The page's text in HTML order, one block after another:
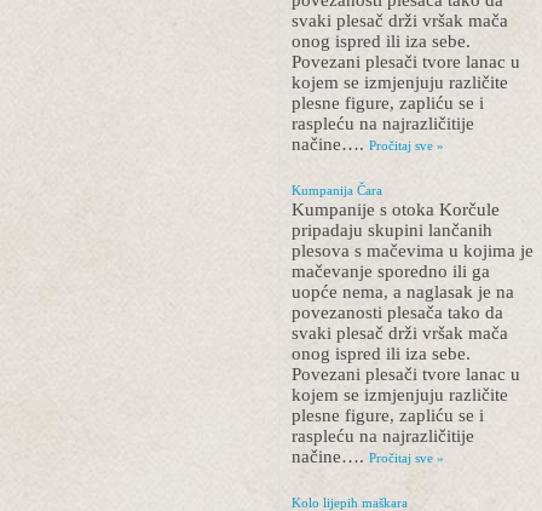
svaki plesač drži vršak mača
onog ispred ili iza sebe.
Povezani plesači tvore lanac u
kojem se izmjenjuju različite
plesne figure, zapliću se i
raspleću na najrazličitije
načine…. Pročitaj sve »
Kumpanija Čara
Kumpanije s otoka Korčule
pripadaju skupini lančanih
plesova s mačevima u kojima je
mačevanje sporedno ili ga
uopće nema, a naglasak je na
povezanosti plesača tako da
svaki plesač drži vršak mača
onog ispred ili iza sebe.
Povezani plesači tvore lanac u
kojem se izmjenjuju različite
plesne figure, zapliću se i
raspleću na najrazličitije
načine…. Pročitaj sve »
Kolo lijepih maškara